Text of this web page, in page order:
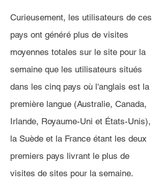
Curieusement, les utilisateurs de ces
pays ont généré plus de visites
moyennes totales sur le site pour la
semaine que les utilisateurs situés
dans les cinq pays où l'anglais est la
première langue (Australie, Canada,
Irlande, Royaume-Uni et États-Unis),
la Suède et la France étant les deux
premiers pays livrant le plus de
visites de sites pour la semaine.